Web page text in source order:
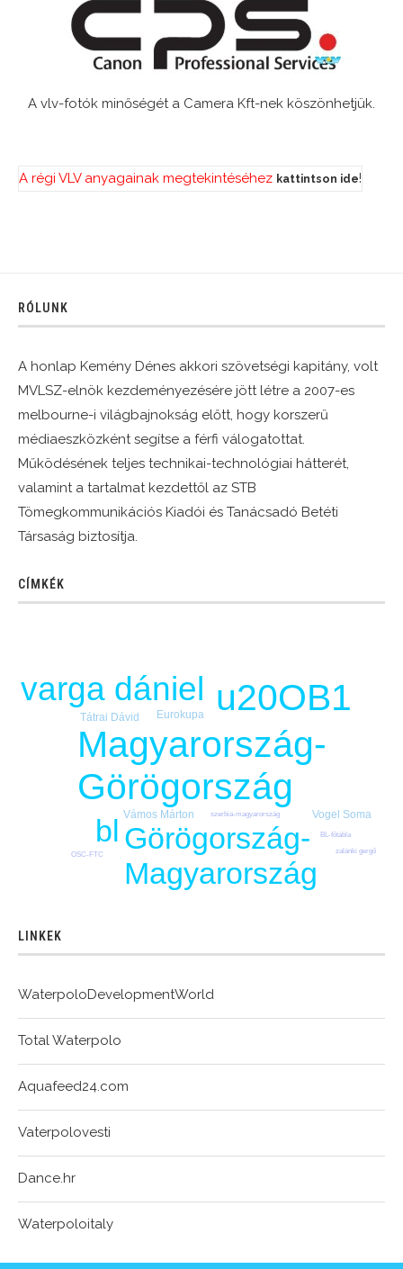
A vlv-fotók minőségét a Camera Kft-nek köszönhetjük.
A régi VLV anyagainak megtekintéséhez kattintson ide!
RÓLUNK
A honlap Kemény Dénes akkori szövetségi kapitány, volt
MVLSZ-elnök kezdeményezésére jött létre a 2007-es
melbourne-i világbajnokság előtt, hogy korszerű
médiaeszközként segítse a férfi válogatottat.
Működésének teljes technikai-technológiai hátterét,
valamint a tartalmat kezdettől az STB
Tömegkommunikációs Kiadói és Tanácsadó Betéti
Társaság biztosítja.
CÍMKÉK
Magyarország-
Görögország
OB1
u20
varga dániel
bl Görögország-
Magyarország
Eurokupa
Tátrai Dávid
Vogel Soma
Vámos Márton
BL-főtábla
OSC-FTC
szerbia-magyarország
zalánki gergő
LINKEK
WaterpoloDevelopmentWorld
Total Waterpolo
Aquafeed24.com
Vaterpolovesti
Dance.hr
Waterpoloitaly